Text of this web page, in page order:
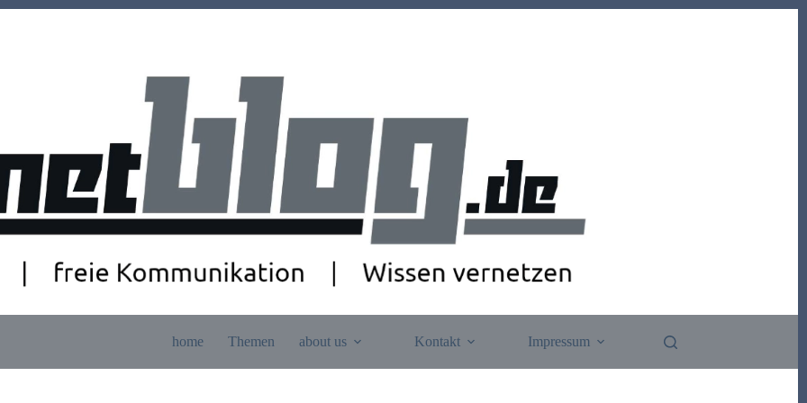
home Themen about us Kontakt Impressum